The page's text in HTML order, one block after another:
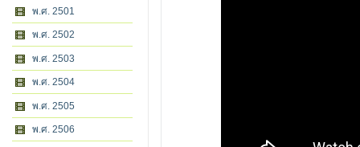
พ.ศ. 2501
พ.ศ. 2502
พ.ศ. 2503
พ.ศ. 2504
พ.ศ. 2505
พ.ศ. 2506